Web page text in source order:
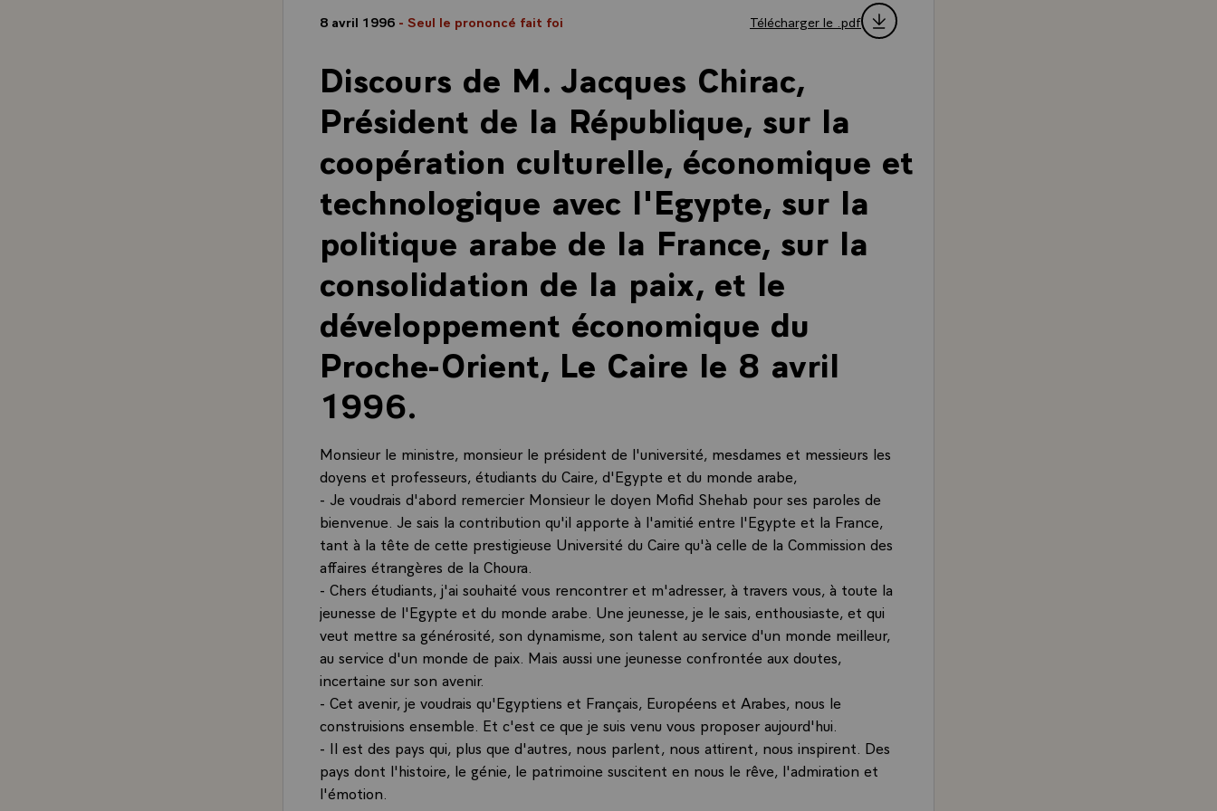
8 avril 1996 - Seul le prononcé fait foi Télécharger le .pdf
Discours de M. Jacques Chirac,
Président de la République, sur la
coopération culturelle, économique et
technologique avec l'Egypte, sur la
politique arabe de la France, sur la
consolidation de la paix, et le
développement économique du
Proche-Orient, Le Caire le 8 avril
1996.
Monsieur le ministre, monsieur le président de l'université, mesdames et messieurs les
doyens et professeurs, étudiants du Caire, d'Egypte et du monde arabe,
- Je voudrais d'abord remercier Monsieur le doyen Mofid Shehab pour ses paroles de
bienvenue. Je sais la contribution qu'il apporte à l'amitié entre l'Egypte et la France,
tant à la tête de cette prestigieuse Université du Caire qu'à celle de la Commission des
affaires étrangères de la Choura.
- Chers étudiants, j'ai souhaité vous rencontrer et m'adresser, à travers vous, à toute la
jeunesse de l'Egypte et du monde arabe. Une jeunesse, je le sais, enthousiaste, et qui
veut mettre sa générosité, son dynamisme, son talent au service d'un monde meilleur,
au service d'un monde de paix. Mais aussi une jeunesse confrontée aux doutes,
incertaine sur son avenir.
- Cet avenir, je voudrais qu'Egyptiens et Français, Européens et Arabes, nous le
construisions ensemble. Et c'est ce que je suis venu vous proposer aujourd'hui.
- Il est des pays qui, plus que d'autres, nous parlent, nous attirent, nous inspirent. Des
pays dont l'histoire, le génie, le patrimoine suscitent en nous le rêve, l'admiration et
l'émotion.